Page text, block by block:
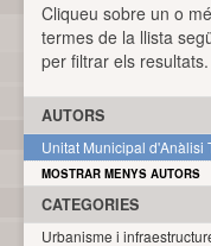
Cliqueu sobre un o
termes de la llista
per filtrar els resultats.
AUTORS
Unitat Municipal d'Anàlisi
MOSTRAR MENYS AUTORS
CATEGORIES
Urbanisme i